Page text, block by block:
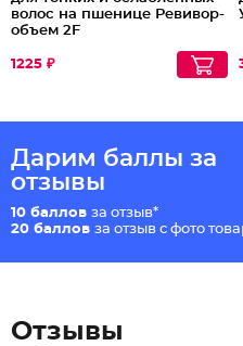
волос на пшенице Ревивор-
объем 2F
1225 ₽
Дарим баллы за
отзывы
10 баллов за отзыв*
20 баллов за отзыв с фото
Отзывы